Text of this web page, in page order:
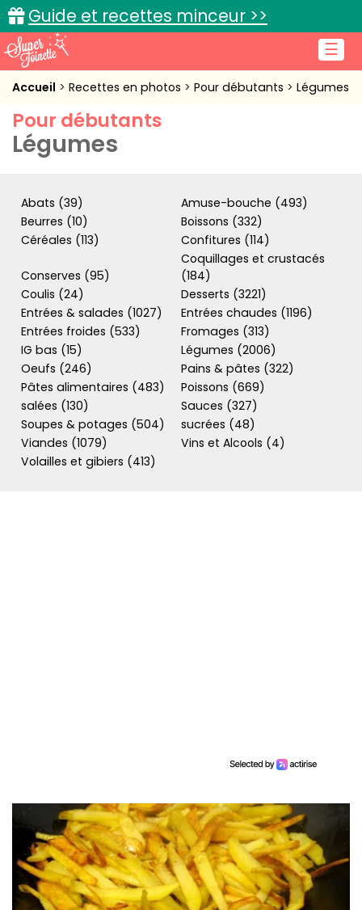
☰
Guide et recettes minceur >>
Accueil
Recettes de cuisine
Cuisine pratique
Connexion
Accueil Recettes en photos Pour débutants Légumes
Pour débutants
Légumes
Abats (39)
Amuse-bouche (493)
Beurres (10)
Boissons (332)
Céréales (113)
Confitures (114)
Conserves (95)
Coquillages et crustacés
(184)
Coulis (24)
Desserts (3221)
Entrées & salades (1027)
Entrées chaudes (1196)
Entrées froides (533)
Fromages (313)
IG bas (15)
Légumes (2006)
Oeufs (246)
Pains & pâtes (322)
Pâtes alimentaires (483)
Poissons (669)
salées (130)
Sauces (327)
Soupes & potages (504)
sucrées (48)
Viandes (1079)
Vins et Alcools (4)
Volailles et gibiers (413)